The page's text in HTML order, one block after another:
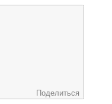
Поделиться